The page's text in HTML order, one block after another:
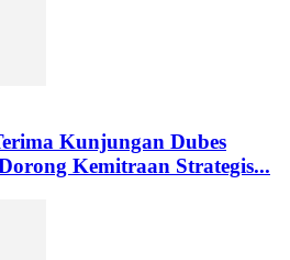
Kunjungan Dubes
Kemitraan Strategis...